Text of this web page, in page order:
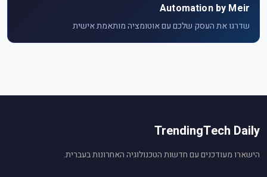
Automation by Meir
שדרגו את העסק שלכם עם אוטומציה מותאמת אישית
TrendingTech Daily
הישארו מעודכנים עם חדשות הטכנולוגיה האחרונות בעברית.